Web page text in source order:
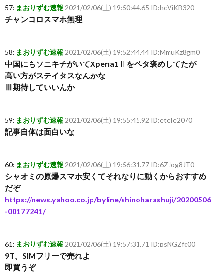
57: まおりずむ速報 2021/02/06(土) 19:50:44.65 ID:hcViKB320
チャンコロスマホ無理
58: まおりずむ速報 2021/02/06(土) 19:52:44.44 ID:MmuKz8gm0
中国にもソニキチがいてXperia1Ⅱをベタ褒めしてたが
高い方がステイタスなんかな
Ⅲ期待していいんか
59: まおりずむ速報 2021/02/06(土) 19:55:45.92 ID:eteIe2070
記事自体は面白いな
60: まおりずむ速報 2021/02/06(土) 19:56:31.77 ID:6ZJog8JT0
シャオミの原爆スマホ安くてそれなりに動くからおすすめ
だぞ
https://news.yahoo.co.jp/byline/shinoharashuji/20200506
-00177241/
61: まおりずむ速報 2021/02/06(土) 19:57:31.71 ID:psNGZfc00
9T、SIMフリーで売れよ
即買うぞ